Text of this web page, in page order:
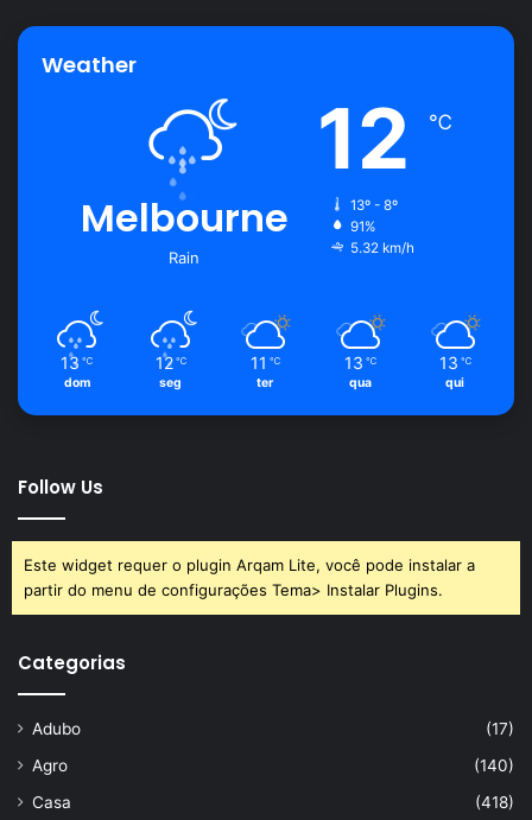
Weather
Melbourne
Rain
12 ℃
13º - 8º
91%
5.32 km/h
13 ℃
dom
12 ℃
seg
11 ℃
ter
13 ℃
qua
13 ℃
qui
Follow Us
Este widget requer o plugin Arqam Lite, você pode instalar a
partir do menu de configurações Tema> Instalar Plugins.
Categorias
Adubo
(17)
Agro
(140)
Casa
(418)